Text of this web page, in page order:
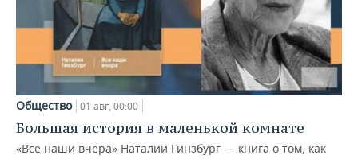
Общество 01 авг, 00:00
Большая история в маленькой комнате
«Все наши вчера» Наталии Гинзбург — книга о том, как